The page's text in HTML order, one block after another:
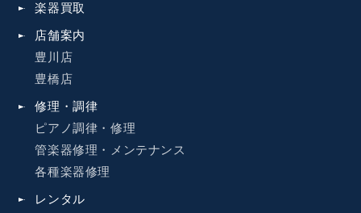
楽器買取
店舗案内
豊川店
豊橋店
修理・調律
ピアノ調律・修理
管楽器修理・メンテナンス
各種楽器修理
レンタル